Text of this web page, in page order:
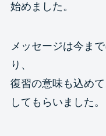
始めました。
メッセージは今ま
り、
復習の意味も込め
してもらいました。